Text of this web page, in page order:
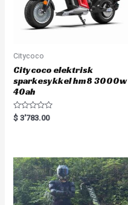
Citycoco
Citycoco elektrisk
sparkesykkel hm8 3000w
40ah
R
a
o
u
t
o
f
5
$ 3'783.00